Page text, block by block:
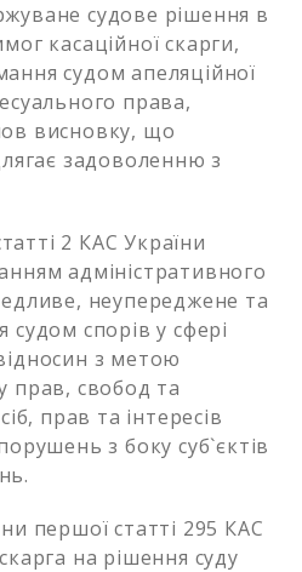
судове рішення в
касаційної скарги,
судом апеляційної
права,
висновку, що
задоволенню з
2 КАС України
адміністративного
неупереджене та
судом спорів у сфері
з метою
прав, свобод та
прав та інтересів
з боку суб`єктів
першої статті 295 КАС
на рішення суду